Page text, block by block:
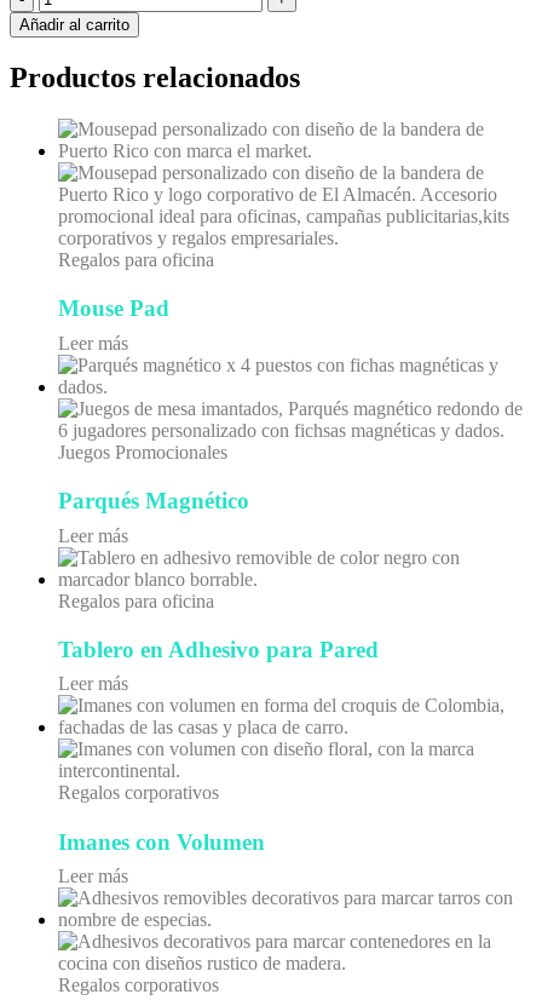
Añadir al carrito
Productos relacionados
Regalos para oficina
Mouse Pad
Leer más
Juegos Promocionales
Parqués Magnético
Leer más
Regalos para oficina
Tablero en Adhesivo para Pared
Leer más
Regalos corporativos
Imanes con Volumen
Leer más
Regalos corporativos